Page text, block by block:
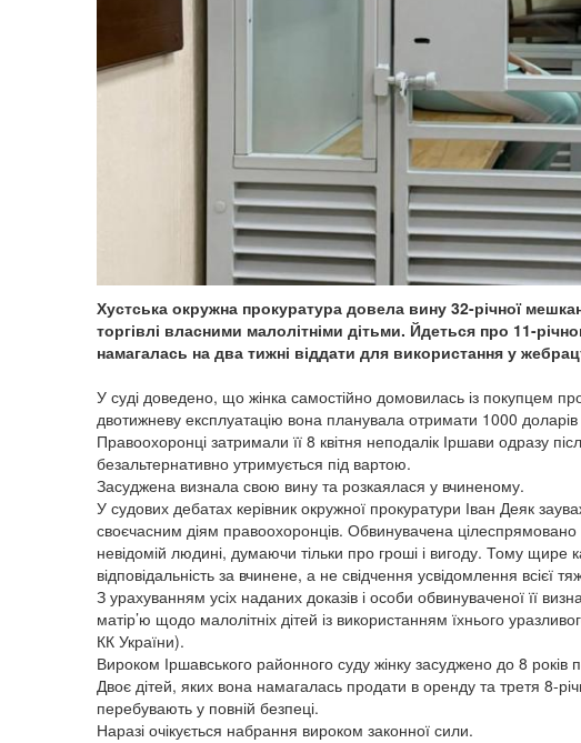
Хустська окружна прокуратура довела вину 32-річної
торгівлі власними малолітніми дітьми. Йдеться про 11-
намагалась на два тижні віддати для використання у
У суді доведено, що жінка самостійно домовилась із покупцем
двотижневу експлуатацію вона планувала отримати 1000
Правоохоронці затримали її 8 квітня неподалік Іршави одразу
безальтернативно утримується під вартою.
Засуджена визнала свою вину та розкаялася у вчиненому.
У судових дебатах керівник окружної прокуратури Іван Деяк
своєчасним діям правоохоронців. Обвинувачена
невідомій людині, думаючи тільки про гроші і вигоду. Тому
відповідальність за вчинене, а не свідчення усвідомлення всієї
З урахуванням усіх наданих доказів і особи обвинуваченої її
матір’ю щодо малолітніх дітей із використанням їхнього
КК України).
Вироком Іршавського районного суду жінку засуджено до 8 років
Двоє дітей, яких вона намагалась продати в оренду та третя 8-
перебувають у повній безпеці.
Наразі очікується набрання вироком законної сили.